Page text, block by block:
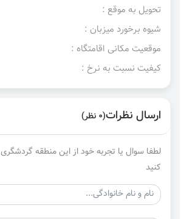
تحویل به موقع :
شیوه برخورد میزبان :
موقعیت مکانی اقامتگاه :
کیفیت نسبت به نرخ :
ارسال نظرات(0 نظر)
لطفا سوال یا تجربه خود از این منطقه
کنید